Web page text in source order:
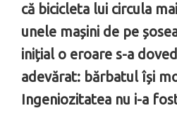
că bicicleta lui circula
unele mașini de pe
inițial o eroare s-a
adevărat: bărbatul își
Ingeniozitatea nu i-a